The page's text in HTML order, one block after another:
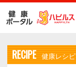
RECIPE 健康レシピ